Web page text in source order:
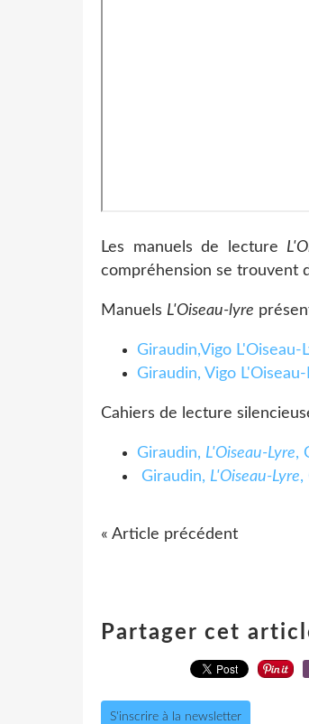
Les manuels de lecture
compréhension se trouvent
Manuels L'Oiseau-lyre
Giraudin,Vigo L'Oiseau-
Giraudin, Vigo
Cahiers de lecture
Giraudin, L'Oiseau-Lyre,
Giraudin, L'Oiseau-Lyre,
« Article précédent
Partager cet
S'inscrire à la newsletter